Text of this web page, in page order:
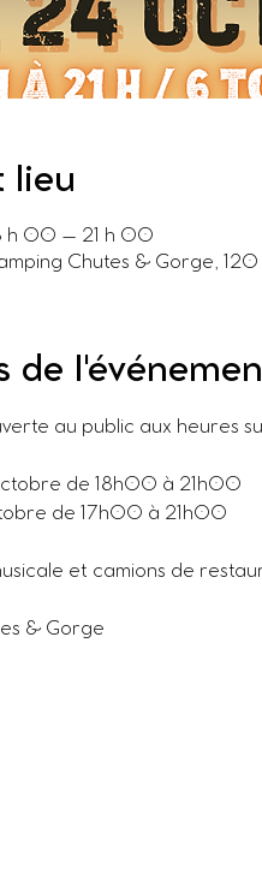
lieu
h 00 – 21 h 00
Chutes & Gorge,
de
au public aux heures
de 18h00 à 21h00
de 17h00 à 21h00
et camions de
& Gorge